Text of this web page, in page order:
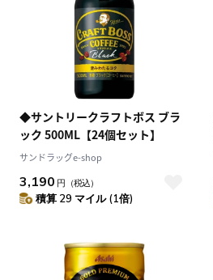
10月
2026.11
◆サントリークラフトボス ブラ
ック 500ML【24個セット】
サンドラッグe-shop
3,190 円 （税込）
積算 29 マイル (1倍)